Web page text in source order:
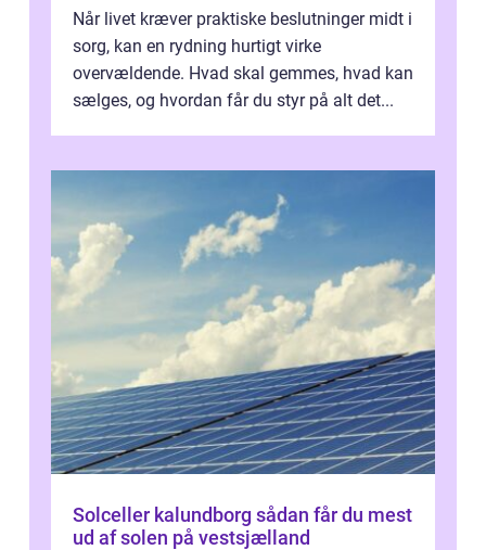
Når livet kræver praktiske beslutninger midt i
sorg, kan en rydning hurtigt virke
overvældende. Hvad skal gemmes, hvad kan
sælges, og hvordan får du styr på alt det...
Solceller kalundborg sådan får du mest
ud af solen på vestsjælland